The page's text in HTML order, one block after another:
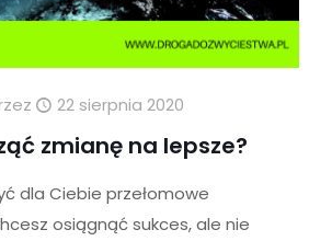
22 sierpnia 2020
zmianę na lepsze?
dla Ciebie przełomowe
osiągnąć sukces, ale nie